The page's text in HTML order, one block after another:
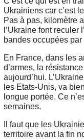
Ukrainiens car c’est
Pas à pas, kilomètre
l’Ukraine font
bandes occupées
En France, dans les
d’armes, la
aujourd’hui.
les Etats-Unis, va
longue portée. Ce
semaines.
Il faut que les
territoire avant la fin